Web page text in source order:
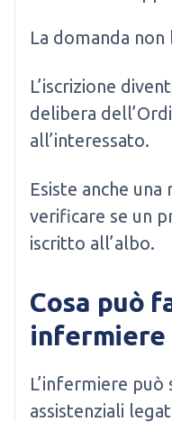
La domanda non
L’iscrizione
delibera
all’interessato.
Esiste anche
verificare se un
iscritto all’albo.
Cosa può
infermiere
L’infermiere
assistenziali